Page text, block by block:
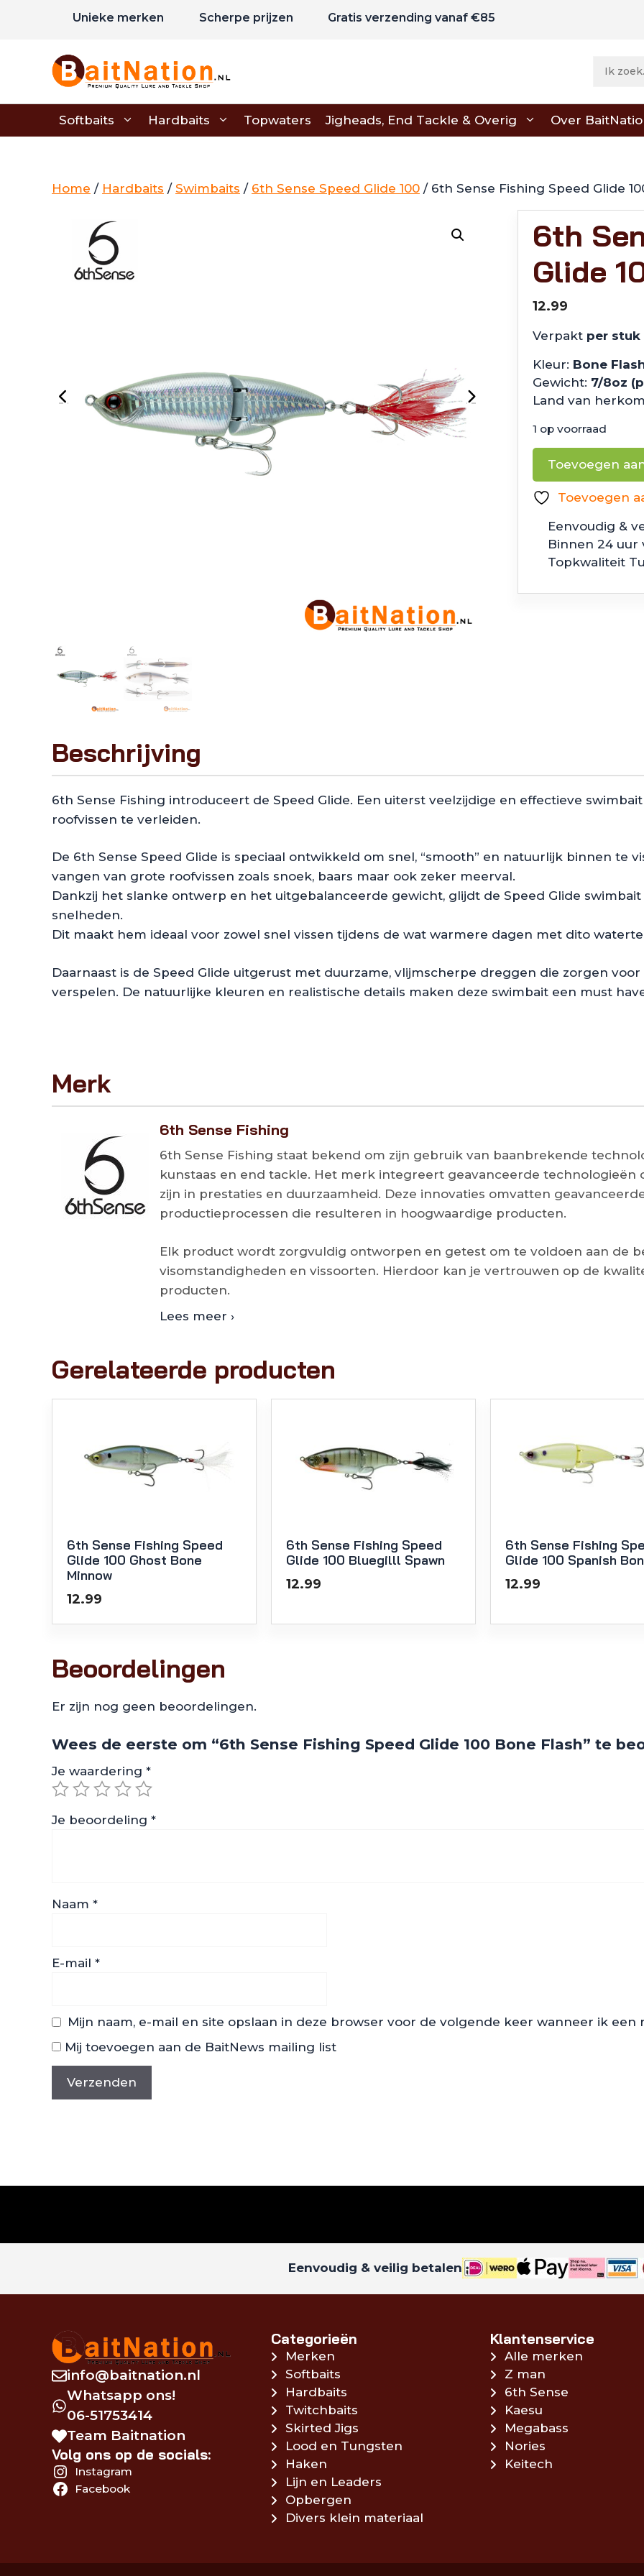
Unieke merken Scherpe prijzen Gratis verzending vanaf €85
Softbaits Hardbaits Topwaters Jigheads, End Tackle & Overig Over
Home / Hardbaits / Swimbaits / 6th Sense Speed Glide 100 / 6th Sense Fishing Speed Glide
6th
Glide
12.99
Verpakt per stuk
Kleur: Bone
Gewicht: 7/8oz
Land van
1 op voorraad
6th
Sense
Fishing
Speed
Glide
100
Bone
Toevoegen
Toevoegen
Eenvoudig &
Binnen 24 uur
Topkwaliteit
Beschrijving
6th Sense Fishing introduceert de Speed Glide. Een uiterst veelzijdige en effectieve
roofvissen te verleiden.
De 6th Sense Speed Glide is speciaal ontwikkeld om snel, “smooth” en natuurlijk binnen te
vangen van grote roofvissen zoals snoek, baars maar ook zeker meerval.
Dankzij het slanke ontwerp en het uitgebalanceerde gewicht, glijdt de Speed Glide
snelheden.
Dit maakt hem ideaal voor zowel snel vissen tijdens de wat warmere dagen met dito
Daarnaast is de Speed Glide uitgerust met duurzame, vlijmscherpe dreggen die zorgen
verspelen. De natuurlijke kleuren en realistische details maken deze swimbait een must
Merk
6th Sense Fishing
6th Sense Fishing staat bekend om zijn gebruik van baanbrekende
kunstaas en end tackle. Het merk integreert geavanceerde
zijn in prestaties en duurzaamheid. Deze innovaties omvatten
productieprocessen die resulteren in hoogwaardige producten.
Elk product wordt zorgvuldig ontworpen en getest om te voldoen aan de
visomstandigheden en vissoorten. Hierdoor kan je vertrouwen op de
producten.
Lees meer ›
Gerelateerde producten
6th Sense Fishing Speed
Glide 100 Ghost Bone
Minnow
12.99
6th Sense Fishing Speed
Glide 100 Bluegilll Spawn
12.99
6th Sense Fishing
Glide 100 Spanish
12.99
Beoordelingen
Er zijn nog geen beoordelingen.
Wees de eerste om “6th Sense Fishing Speed Glide 100 Bone Flash” te
Je waardering *
Je beoordeling *
Naam *
E-mail *
Mijn naam, e-mail en site opslaan in deze browser voor de volgende keer wanneer ik een
Mij toevoegen aan de BaitNews mailing list
Eenvoudig & veilig betalen
info@baitnation.nl
Whatsapp ons!
06-51753414
Team Baitnation
Volg ons op de socials:
Instagram
Facebook
Categorieën
Merken
Softbaits
Hardbaits
Twitchbaits
Skirted Jigs
Lood en Tungsten
Haken
Lijn en Leaders
Opbergen
Divers klein materiaal
Klantenservice
Alle merken
Z man
6th Sense
Kaesu
Megabass
Nories
Keitech